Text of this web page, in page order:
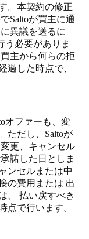
。本契約の修正
Saltoが買主に通
異議を送るに
う必要がありま
主から何らの拒
過した時点で、
オファーも、変
ただし、Saltoが
更、キャンセル
諾した日としま
ンセルまたは中
の費用または 出
、 払い戻すべき
点で行います。